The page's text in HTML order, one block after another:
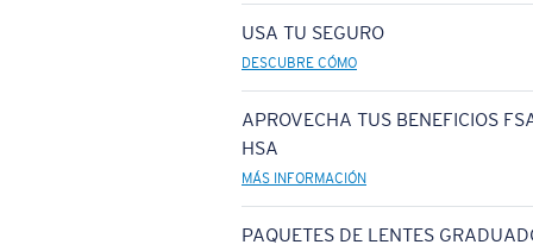
USA TU SEGURO
DESCUBRE CÓMO
APROVECHA TUS BENEFICIOS
HSA
MÁS INFORMACIÓN
PAQUETES DE LENTES